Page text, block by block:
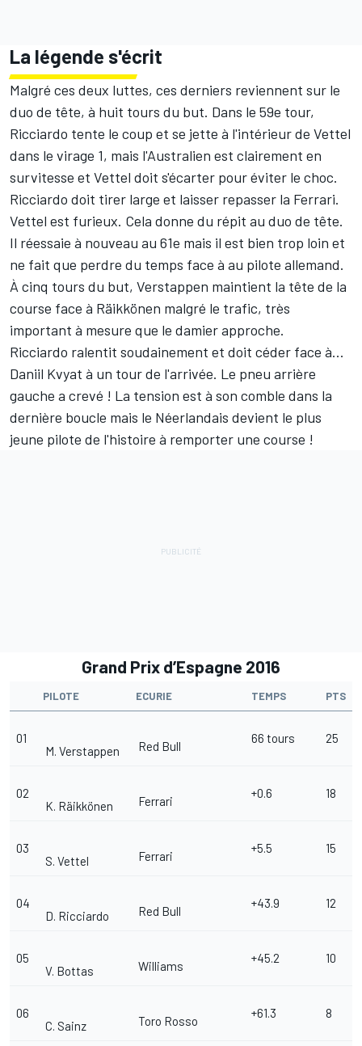
La légende s'écrit
Malgré ces deux luttes, ces derniers reviennent sur le
duo de tête, à huit tours du but. Dans le 59e tour,
Ricciardo tente le coup et se jette à l'intérieur de Vettel
dans le virage 1, mais l'Australien est clairement en
survitesse et Vettel doit s'écarter pour éviter le choc.
Ricciardo doit tirer large et laisser repasser la Ferrari.
Vettel est furieux. Cela donne du répit au duo de tête.
Il réessaie à nouveau au 61e mais il est bien trop loin et
ne fait que perdre du temps face à au pilote allemand.
À cinq tours du but, Verstappen maintient la tête de la
course face à Räikkönen malgré le trafic, très
important à mesure que le damier approche.
Ricciardo ralentit soudainement et doit céder face à...
Daniil Kvyat à un tour de l'arrivée. Le pneu arrière
gauche a crevé ! La tension est à son comble dans la
dernière boucle mais le Néerlandais devient le plus
jeune pilote de l'histoire à remporter une course !
Grand Prix d’Espagne 2016
PILOTE ECURIE TEMPS PTS
01
M. Verstappen
Red Bull
66 tours 25
02
K. Räikkönen
Ferrari
+0.6 18
03
S. Vettel
Ferrari
+5.5 15
04
D. Ricciardo
Red Bull
+43.9 12
05
V. Bottas
Williams
+45.2 10
06
C. Sainz
Toro Rosso
+61.3 8